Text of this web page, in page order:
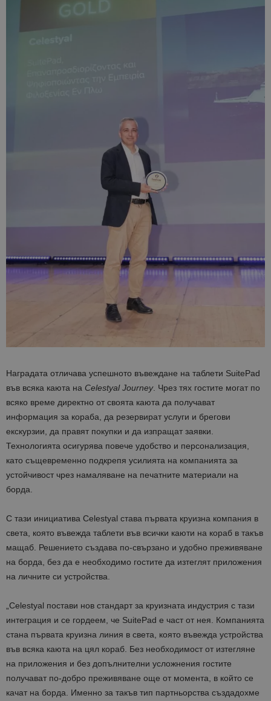
Наградата отличава успешното въвеждане на таблети SuitePad
във всяка каюта на Celestyal Journey. Чрез тях гостите могат по
всяко време директно от своята каюта да получават
информация за кораба, да резервират услуги и брегови
екскурзии, да правят покупки и да изпращат заявки.
Технологията осигурява повече удобство и персонализация,
като същевременно подкрепя усилията на компанията за
устойчивост чрез намаляване на печатните материали на
борда.
С тази инициатива Celestyal става първата круизна компания в
света, която въвежда таблети във всички каюти на кораб в такъв
мащаб. Решението създава по-свързано и удобно преживяване
на борда, без да е необходимо гостите да изтеглят приложения
на личните си устройства.
„Celestyal постави нов стандарт за круизната индустрия с тази
интеграция и се гордеем, че SuitePad е част от нея. Компанията
стана първата круизна линия в света, която въвежда устройства
във всяка каюта на цял кораб. Без необходимост от изтегляне
на приложения и без допълнителни усложнения гостите
получават по-добро преживяване още от момента, в който се
качат на борда. Именно за такъв тип партньорства създадохме